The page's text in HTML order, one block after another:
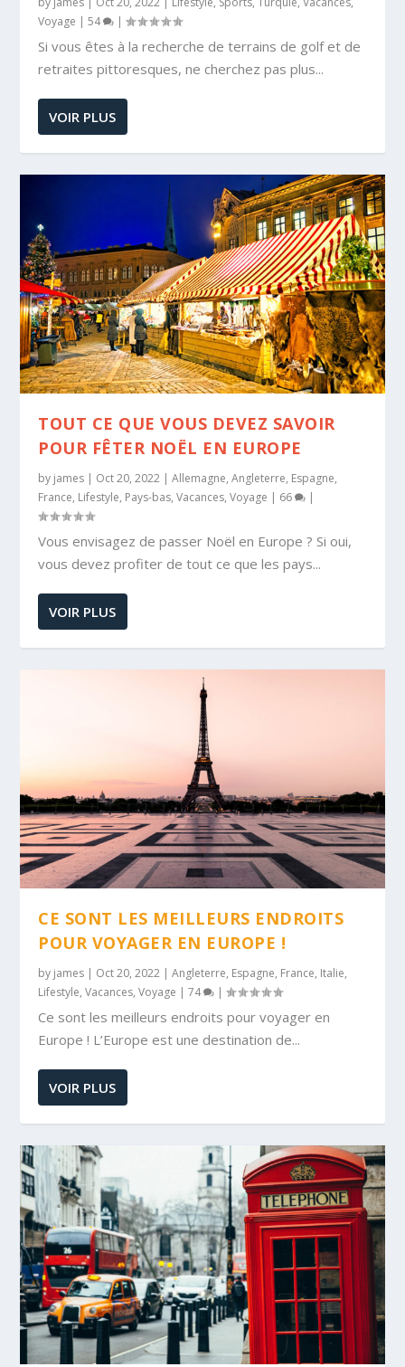
Voyage |54 |
Si vous êtes à la recherche de terrains de golf et de
retraites pittoresques, ne cherchez pas plus...
VOIR PLUS
TOUT CE QUE VOUS DEVEZ SAVOIR
POUR FÊTER NOËL EN EUROPE
by james | Oct 20, 2022 |Allemagne,Angleterre, Espagne,
France, Lifestyle, Pays-bas,Vacances,Voyage | 66 |
Vous envisagez de passer Noël en Europe ? Si oui,
vous devez profiter de tout ce que les pays...
VOIR PLUS
CE SONT LES MEILLEURS ENDROITS
POUR VOYAGER EN EUROPE !
by james | Oct 20, 2022 |Angleterre, Espagne, France, Italie,
Lifestyle,Vacances,Voyage |74 |
Ce sont les meilleurs endroits pour voyager en
Europe ! L’Europe est une destination de...
VOIR PLUS